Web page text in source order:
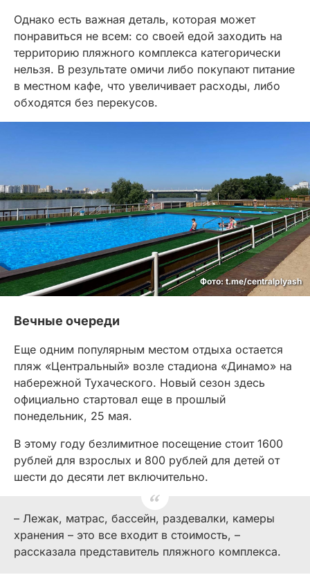
Однако есть важная деталь, которая может
понравиться не всем: со своей едой заходить на
территорию пляжного комплекса категорически
нельзя. В результате омичи либо покупают питание
в местном кафе, что увеличивает расходы, либо
обходятся без перекусов.
Фото: t.me/centralplyash
Вечные очереди
Еще одним популярным местом отдыха остается
пляж «Центральный» возле стадиона «Динамо» на
набережной Тухаческого. Новый сезон здесь
официально стартовал еще в прошлый
понедельник, 25 мая.
В этому году безлимитное посещение стоит 1600
рублей для взрослых и 800 рублей для детей от
шести до десяти лет включительно.
– Лежак, матрас, бассейн, раздевалки, камеры
хранения – это все входит в стоимость, –
рассказала представитель пляжного комплекса.